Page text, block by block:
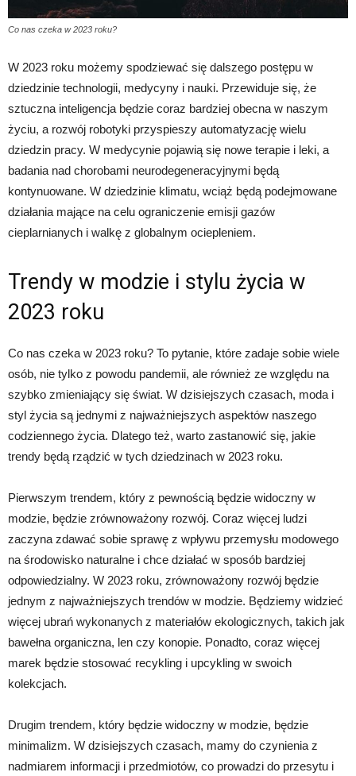
Co nas czeka w 2023 roku?
W 2023 roku możemy spodziewać się dalszego postępu w
dziedzinie technologii, medycyny i nauki. Przewiduje się, że
sztuczna inteligencja będzie coraz bardziej obecna w naszym
życiu, a rozwój robotyki przyspieszy automatyzację wielu
dziedzin pracy. W medycynie pojawią się nowe terapie i leki, a
badania nad chorobami neurodegeneracyjnymi będą
kontynuowane. W dziedzinie klimatu, wciąż będą podejmowane
działania mające na celu ograniczenie emisji gazów
cieplarnianych i walkę z globalnym ociepleniem.
Trendy w modzie i stylu życia w
2023 roku
Co nas czeka w 2023 roku? To pytanie, które zadaje sobie wiele
osób, nie tylko z powodu pandemii, ale również ze względu na
szybko zmieniający się świat. W dzisiejszych czasach, moda i
styl życia są jednymi z najważniejszych aspektów naszego
codziennego życia. Dlatego też, warto zastanowić się, jakie
trendy będą rządzić w tych dziedzinach w 2023 roku.
Pierwszym trendem, który z pewnością będzie widoczny w
modzie, będzie zrównoważony rozwój. Coraz więcej ludzi
zaczyna zdawać sobie sprawę z wpływu przemysłu modowego
na środowisko naturalne i chce działać w sposób bardziej
odpowiedzialny. W 2023 roku, zrównoważony rozwój będzie
jednym z najważniejszych trendów w modzie. Będziemy widzieć
więcej ubrań wykonanych z materiałów ekologicznych, takich jak
bawełna organiczna, len czy konopie. Ponadto, coraz więcej
marek będzie stosować recykling i upcykling w swoich
kolekcjach.
Drugim trendem, który będzie widoczny w modzie, będzie
minimalizm. W dzisiejszych czasach, mamy do czynienia z
nadmiarem informacji i przedmiotów, co prowadzi do przesytu i